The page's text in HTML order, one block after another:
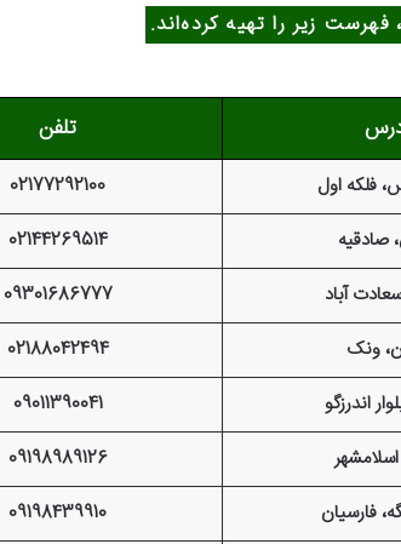
زیر را تهیه کرده‌اند.
تلفن
فلکه اول
02177292100
صادقیه
02144269514
آباد
09301686777
ونک
02188042494
اندرزگو
09011390041
09198989126
فارسیان
09198439910